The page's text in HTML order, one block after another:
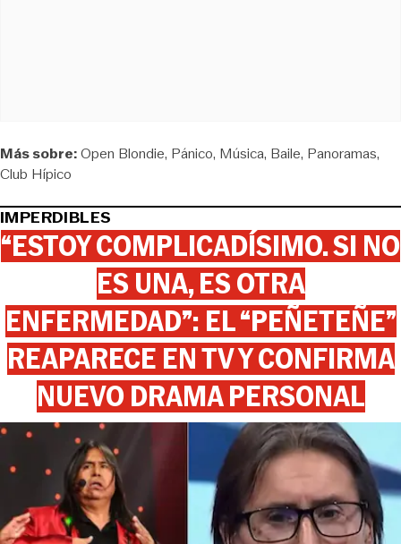
Más sobre:Open Blondie Pánico Música Baile Panoramas
Club Hípico
IMPERDIBLES
“ESTOY COMPLICADÍSIMO. SI NO
ES UNA, ES OTRA
ENFERMEDAD”: EL “PEÑETEÑE”
REAPARECE EN TV Y CONFIRMA
NUEVO DRAMA PERSONAL